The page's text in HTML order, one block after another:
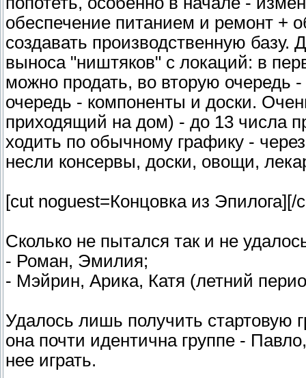
обеспечение питанием и ремонт +
создавать производственную базу.
выноса "ништяков" с локаций: в
можно продать, во вторую очередь
очередь - компоненты и доски.
приходящий на дом) - до 13 числа
ходить по обычному графику -
несли консервы, доски, овощи,
[cut noguest=Концовка из Эпилога][/
Сколько не пытался так и не
- Роман, Эмилия;
- Мэйрин, Арика, Катя (летний
Удалось лишь получить стартовую
она почти идентична группе -
нее играть.